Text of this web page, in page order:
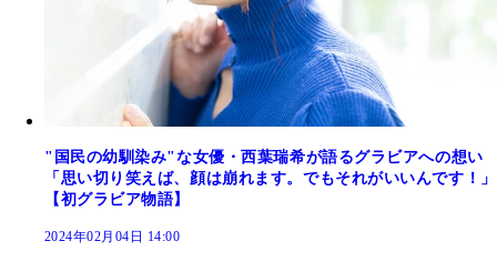
"国民の幼馴染み"な女優・西葉瑞希が語るグラビアへの想い
「思い切り笑えば、顔は崩れます。でもそれがいいんです！」
【初グラビア物語】
2024年02月04日 14:00